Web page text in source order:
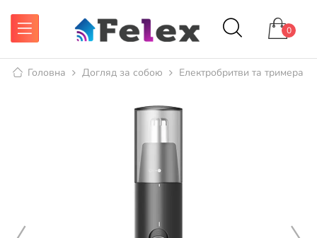
0
Головна Догляд за собою Електробритви та тримера